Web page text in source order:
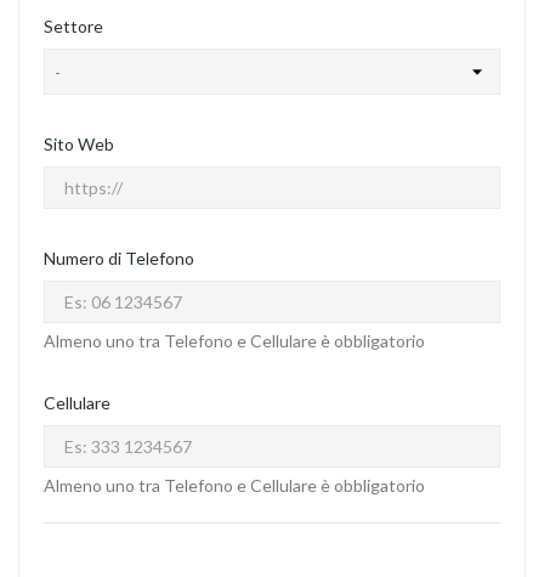
Settore
Sito Web
Numero di Telefono
Almeno uno tra Telefono e Cellulare è obbligatorio
Cellulare
Almeno uno tra Telefono e Cellulare è obbligatorio